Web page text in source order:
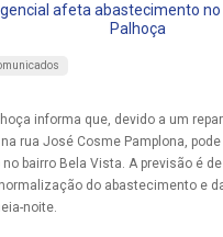
afeta abastecimento
Palhoça
informa que, devido a um
rua José Cosme Pamplona,
bairro Bela Vista. A previsão é
do abastecimento e
noite.